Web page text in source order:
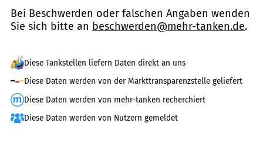
Bei Beschwerden oder falschen Angaben wenden
Sie sich bitte an beschwerden@mehr-tanken.de.
Diese Tankstellen liefern Daten direkt an uns
Diese Daten werden von der Markttransparenzstelle geliefert
Diese Daten werden von mehr-tanken recherchiert
Diese Daten werden von Nutzern gemeldet